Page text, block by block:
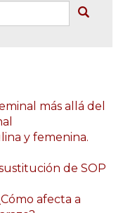
más allá del
y femenina.
de SOP
afecta a